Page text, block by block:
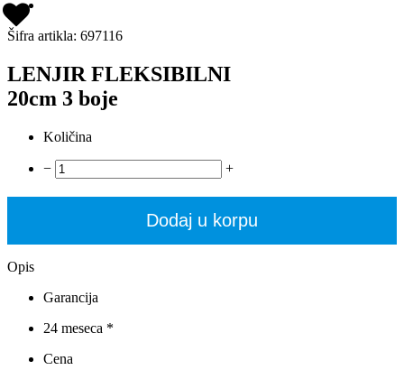
Šifra artikla: 697116
LENJIR FLEKSIBILNI
20cm 3 boje
Količina
− +
Dodaj u korpu
Opis
Garancija
24 meseca *
Cena